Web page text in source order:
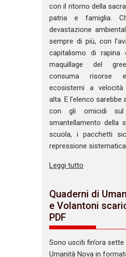
con il ritorno della
patria e famiglia.
devastazione
sempre di più, con
capitalismo di rapina
maquillage del
consuma risorse
ecosistemi a
alta. E l’elenco sarebbe
con gli omicidi
smantellamento della
scuola, i pacchetti
repressione
Leggi tutto
Quaderni di
e Volantoni
PDF
Sono usciti fin’ora sette
Umanità Nova in